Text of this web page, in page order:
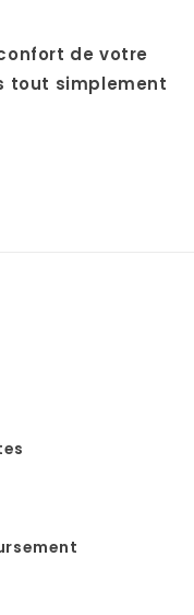
de votre
tout simplement